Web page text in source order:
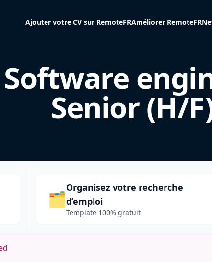
Ajouter votre CV sur RemoteFRAméliorer RemoteFR
Software
Senior (H/
🗂️
Organisez votre recherche
d’emploi
Template 100% gratuit